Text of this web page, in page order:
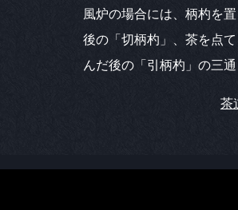
風炉の場合には、柄杓を
後の「切柄杓」、茶を点
んだ後の「引柄杓」の三通
茶